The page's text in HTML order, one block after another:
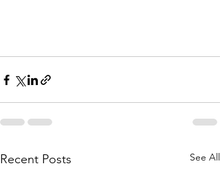
Recent Posts See All